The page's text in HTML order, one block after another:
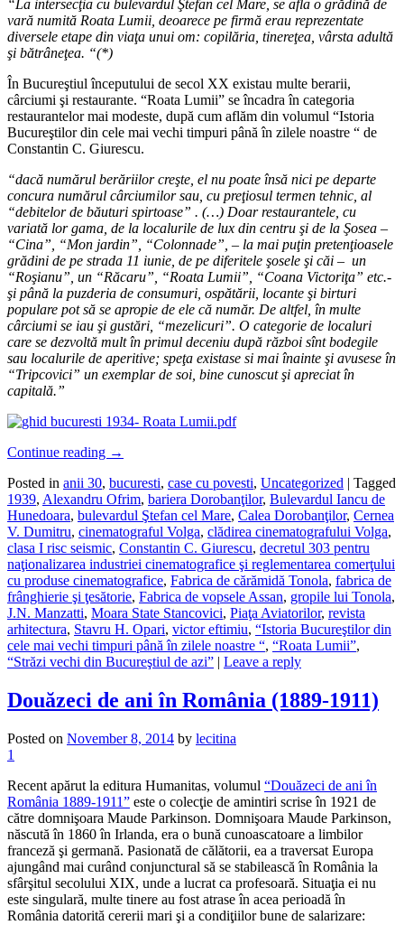
“La intersecţia cu bulevardul Ştefan cel Mare, se afla o grădină de
vară numită Roata Lumii, deoarece pe firmă erau reprezentate
diversele etape din viaţa unui om: copilăria, tinereţea, vârsta adultă
şi bătrâneţea. “(*)
În Bucureştiul începutului de secol XX existau multe berarii,
cârciumi şi restaurante. “Roata Lumii” se încadra în categoria
restaurantelor mai modeste, după cum aflăm din volumul “Istoria
Bucureştilor din cele mai vechi timpuri până în zilele noastre “ de
Constantin C. Giurescu.
“dacă numărul berăriilor creşte, el nu poate însă nici pe departe
concura numărul cârciumilor sau, cu preţiosul termen tehnic, al
“debitelor de băuturi spirtoase” . (…) Doar restaurantele, cu
variată lor gama, de la localurile de lux din centru şi de la Şosea –
“Cina”, “Mon jardin”, “Colonnade”, – la mai puţin pretenţioasele
grădini de pe strada 11 iunie, de pe diferitele şosele şi căi – un
“Roşianu”, un “Răcaru”, “Roata Lumii”, “Coana Victoriţa” etc.-
şi până la puzderia de consumuri, ospătării, locante şi birturi
populare pot să se apropie de ele că număr. De altfel, în multe
cârciumi se iau şi gustări, “mezelicuri”. O categorie de localuri
care se dezvoltă mult în primul deceniu după război sînt bodegile
sau localurile de aperitive; speţa existase si mai înainte şi avusese în
“Tripcovici” un exemplar de soi, bine cunoscut şi apreciat în
capitală.”
Continue reading →
Posted in anii 30, bucuresti, case cu povesti, Uncategorized | Tagged
1939, Alexandru Ofrim, bariera Dorobanţilor, Bulevardul Iancu de
Hunedoara, bulevardul Ştefan cel Mare, Calea Dorobanţilor, Cernea
V. Dumitru, cinematograful Volga, clădirea cinematografului Volga,
clasa I risc seismic, Constantin C. Giurescu, decretul 303 pentru
naţionalizarea industriei cinematografice şi reglementarea comerţului
cu produse cinematografice, Fabrica de cărămidă Tonola, fabrica de
frânghierie şi ţesătorie, Fabrica de vopsele Assan, gropile lui Tonola,
J.N. Manzatti, Moara State Stancovici, Piaţa Aviatorilor, revista
arhitectura, Stavru H. Opari, victor eftimiu, “Istoria Bucureştilor din
cele mai vechi timpuri până în zilele noastre “, “Roata Lumii”,
“Străzi vechi din Bucureştiul de azi” | Leave a reply
Douăzeci de ani în România (1889-1911)
Posted on November 8, 2014 by lecitina
1
Recent apărut la editura Humanitas, volumul “Douăzeci de ani în
România 1889-1911” este o colecţie de amintiri scrise în 1921 de
către domnişoara Maude Parkinson. Domnişoara Maude Parkinson,
născută în 1860 în Irlanda, era o bună cunoascatoare a limbilor
franceză şi germană. Pasionată de călătorii, ea a traversat Europa
ajungând mai curând conjunctural să se stabilească în România la
sfârşitul secolului XIX, unde a lucrat ca profesoară. Situaţia ei nu
este singulară, multe tinere au fost atrase în acea perioadă în
România datorită cererii mari şi a condiţiilor bune de salarizare: